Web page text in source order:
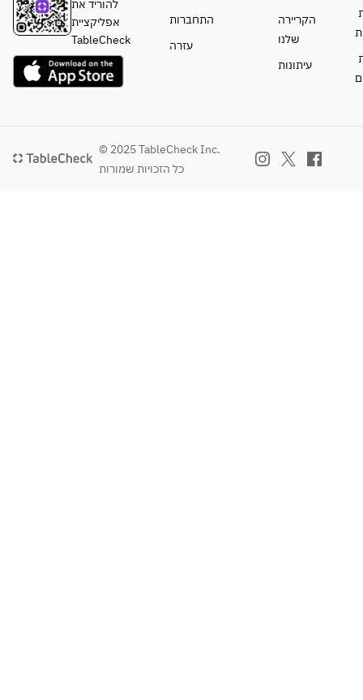
להוריד את
אפליקציית
TableCheck
התחברות
עזרה
הקריירה
שלנו
עיתונות
© 2025 TableCheck Inc.
כל הזכויות שמורות